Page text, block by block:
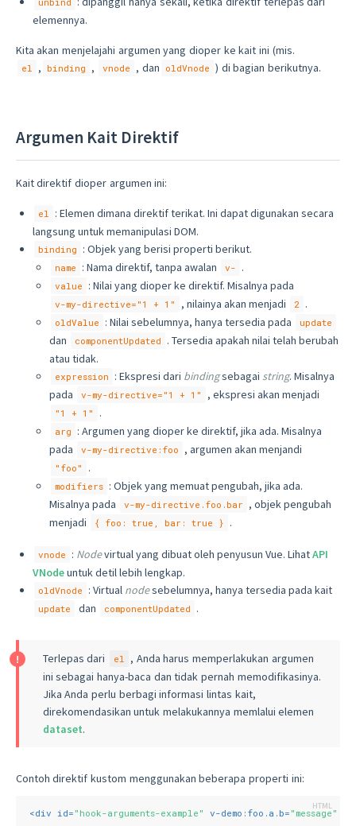
elemennya.
Kita akan menjelajahi argumen yang dioper ke kait ini (mis.
el , binding , vnode , dan oldVnode ) di bagian berikutnya.
Argumen Kait Direktif
Kait direktif dioper argumen ini:
el : Elemen dimana direktif terikat. Ini dapat digunakan secara
langsung untuk memanipulasi DOM.
binding : Objek yang berisi properti berikut.
name : Nama direktif, tanpa awalan v- .
value : Nilai yang dioper ke direktif. Misalnya pada
v-my-directive="1 + 1" , nilainya akan menjadi 2 .
oldValue : Nilai sebelumnya, hanya tersedia pada update
dan componentUpdated . Tersedia apakah nilai telah berubah
atau tidak.
expression : Ekspresi dari bindingsebagai string. Misalnya
pada
v-my-directive="1 + 1" , ekspresi akan menjadi
"1 + 1" .
arg : Argumen yang dioper ke direktif, jika ada. Misalnya
pada
v-my-directive:foo , argumen akan menjandi
"foo" .
modifiers : Objek yang memuat pengubah, jika ada.
Misalnya pada
v-my-directive.foo.bar , objek pengubah
menjadi
{ foo: true, bar: true } .
vnode : Nodevirtual yang dibuat oleh penyusun Vue. LihatAPI
VNodeuntuk detil lebih lengkap.
oldVnode : Virtual nodesebelumnya, hanya tersedia pada kait
update dan componentUpdated .
Terlepas dari el , Anda harus memperlakukan argumen
ini sebagai hanya-baca dan tidak pernah memodifikasinya.
Jika Anda perlu berbagi informasi lintas kait,
direkomendasikan untuk melakukannya memlalui elemen
dataset.
Contoh direktif kustom menggunakan beberapa properti ini:
<div id= "hook-arguments-example" v-demo:foo.a.b= "message"